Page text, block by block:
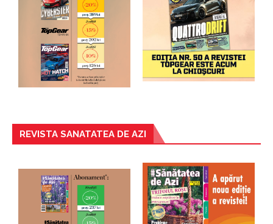
REVISTA SANATATEA DE AZI